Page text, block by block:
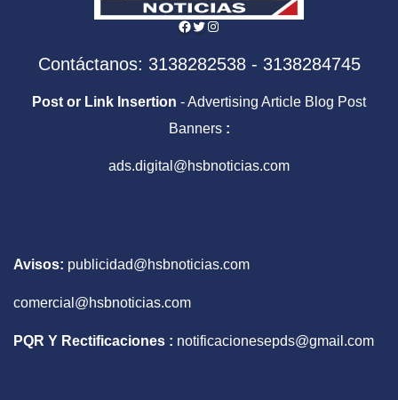
Facebook
Twitter
Instagram
Contáctanos: 3138282538 - 3138284745
Post or Link Insertion - Advertising Article Blog Post
Banners :
ads.digital@hsbnoticias.com
Avisos: publicidad@hsbnoticias.com
comercial@hsbnoticias.com
PQR Y Rectificaciones : notificacionesepds@gmail.com